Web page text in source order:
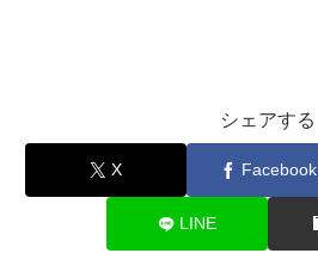
シェアする
X Facebook
LINE